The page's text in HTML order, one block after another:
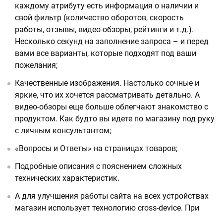
каждому атрибуту есть информация о наличии и
свой фильтр (количество оборотов, скорость
работы, отзывы, видео-обзоры, рейтинги и т.д.).
Несколько секунд на заполнение запроса – и перед
вами все варианты, которые подходят под ваши
пожелания;
Качественные изображения. Настолько сочные и
яркие, что их хочется рассматривать детально. А
видео-обзоры еще больше облегчают знакомство с
продуктом. Как будто вы идете по магазину под руку
с личным консультантом;
«Вопросы и Ответы» на страницах товаров;
Подробные описания с пояснением сложных
технических характеристик.
А для улучшения работы сайта на всех устройствах
магазин использует технологию сross-device. При